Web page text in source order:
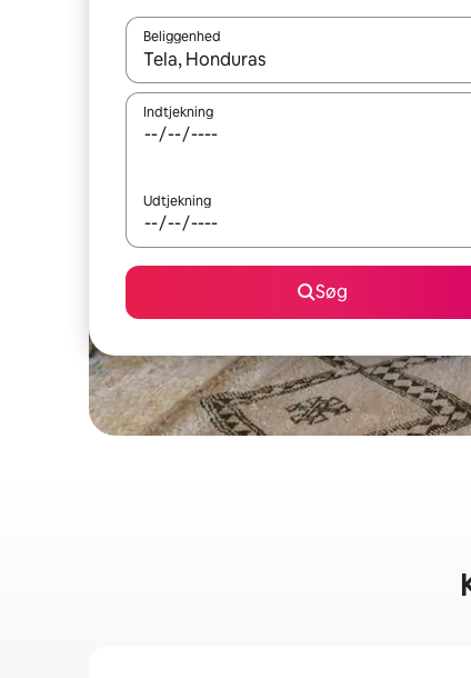
Beliggenhed
Når resultaterne er tilgængelige, skal du
Indtjekning
Udtjekning
Søg